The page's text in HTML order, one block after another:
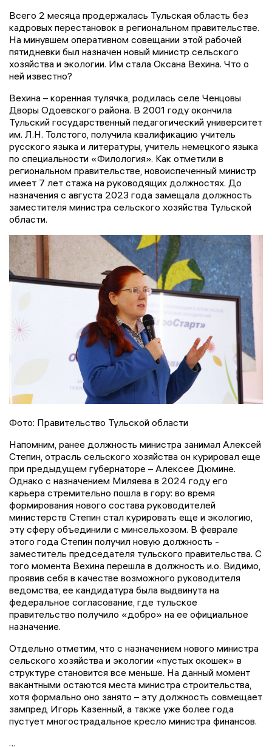
Всего 2 месяца продержалась Тульская область без
кадровых перестановок в региональном правительстве.
На минувшем оперативном совещании этой рабочей
пятидневки был назначен новый министр сельского
хозяйства и экологии. Им стала Оксана Вехина. Что о
ней известно?
Вехина – коренная тулячка, родилась селе Ченцовы
Дворы Одоевского района. В 2001 году окончила
Тульский государственный педагогический университет
им. Л.Н. Толстого, получила квалификацию учитель
русского языка и литературы, учитель немецкого языка
по специальности «Филология». Как отметили в
региональном правительстве, новоиспеченный министр
имеет 7 лет стажа на руководящих должностях. До
назначения с августа 2023 года замещала должность
заместителя министра сельского хозяйства Тульской
области.
Фото: Правительство Тульской области
Напомним, ранее должность министра занимал Алексей
Степин, отрасль сельского хозяйства он курировал еще
при предыдущем губернаторе – Алексее Дюмине.
Однако с назначением Миляева в 2024 году его
карьера стремительно пошла в гору: во время
формирования нового состава руководителей
министерств Степин стал курировать еще и экологию,
эту сферу объединили с минсельхозом. В феврале
этого года Степин получил новую должность -
заместитель председателя тульского правительства. С
того момента Вехина перешла в должность и.о. Видимо,
проявив себя в качестве возможного руководителя
ведомства, ее кандидатура была выдвинута на
федеральное согласование, где тульское
правительство получило «добро» на ее официальное
назначение.
Отдельно отметим, что с назначением нового министра
сельского хозяйства и экологии «пустых окошек» в
структуре становится все меньше. На данный момент
вакантными остаются места министра строительства,
хотя формально оно занято – эту должность совмещает
зампред Игорь Казенный, а также уже более года
пустует многострадальное кресло министра финансов.
…